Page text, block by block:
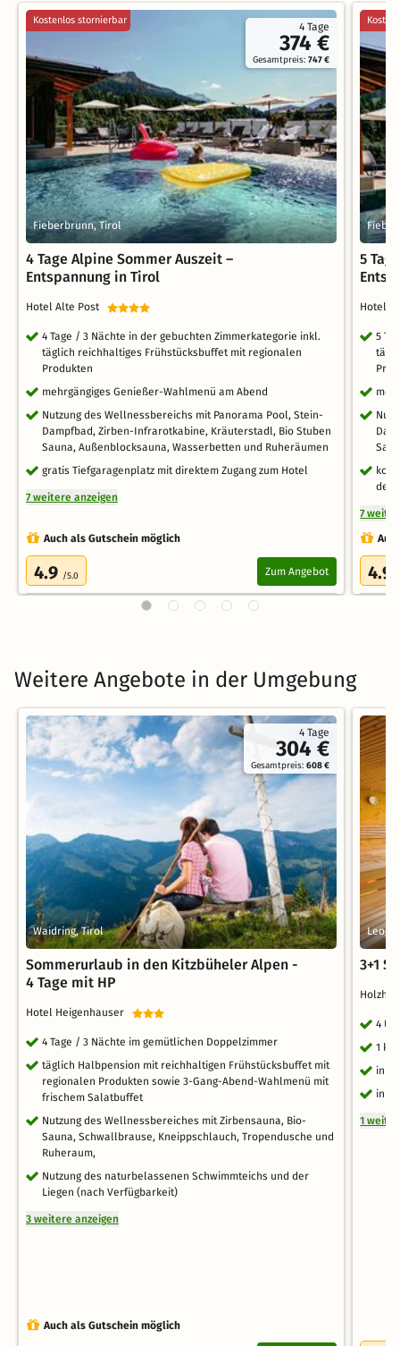
4 Tage
374 €
Gesamtpreis:747 €
Kostenlos stornierbar
Fieberbrunn, Tirol
4 Tage Alpine Sommer Auszeit –
Entspannung in Tirol
Hotel Alte Post
4 Tage / 3 Nächte in der gebuchten Zimmerkategorie inkl.
täglich reichhaltiges Frühstücksbuffet mit regionalen
Produkten
mehrgängiges Genießer-Wahlmenü am Abend
Nutzung des Wellnessbereichs mit Panorama Pool, Stein-
Dampfbad, Zirben-Infrarotkabine, Kräuterstadl, Bio Stuben
Sauna, Außenblocksauna, Wasserbetten und Ruheräumen
gratis Tiefgaragenplatz mit direktem Zugang zum Hotel
7 weitere anzeigen
Auch als Gutschein möglich
4.9 /5.0 Zum Angebot
5
Hotel
5
des
7
4.9
Weitere Angebote in der Umgebung
4 Tage
304 €
Gesamtpreis:608 €
Waidring, Tirol
Sommerurlaub in den Kitzbüheler Alpen -
4 Tage mit HP
Hotel Heigenhauser
4 Tage / 3 Nächte im gemütlichen Doppelzimmer
täglich Halbpension mit reichhaltigen Frühstücksbuffet mit
regionalen Produkten sowie 3-Gang-Abend-Wahlmenü mit
frischem Salatbuffet
Nutzung des Wellnessbereiches mit Zirbensauna, Bio-
Sauna, Schwallbrause, Kneippschlauch, Tropendusche und
Ruheraum,
Nutzung des naturbelassenen Schwimmteichs und der
Liegen (nach Verfügbarkeit)
3 weitere anzeigen
Auch als Gutschein möglich
3+1
4
1
inkl.
inkl.
1